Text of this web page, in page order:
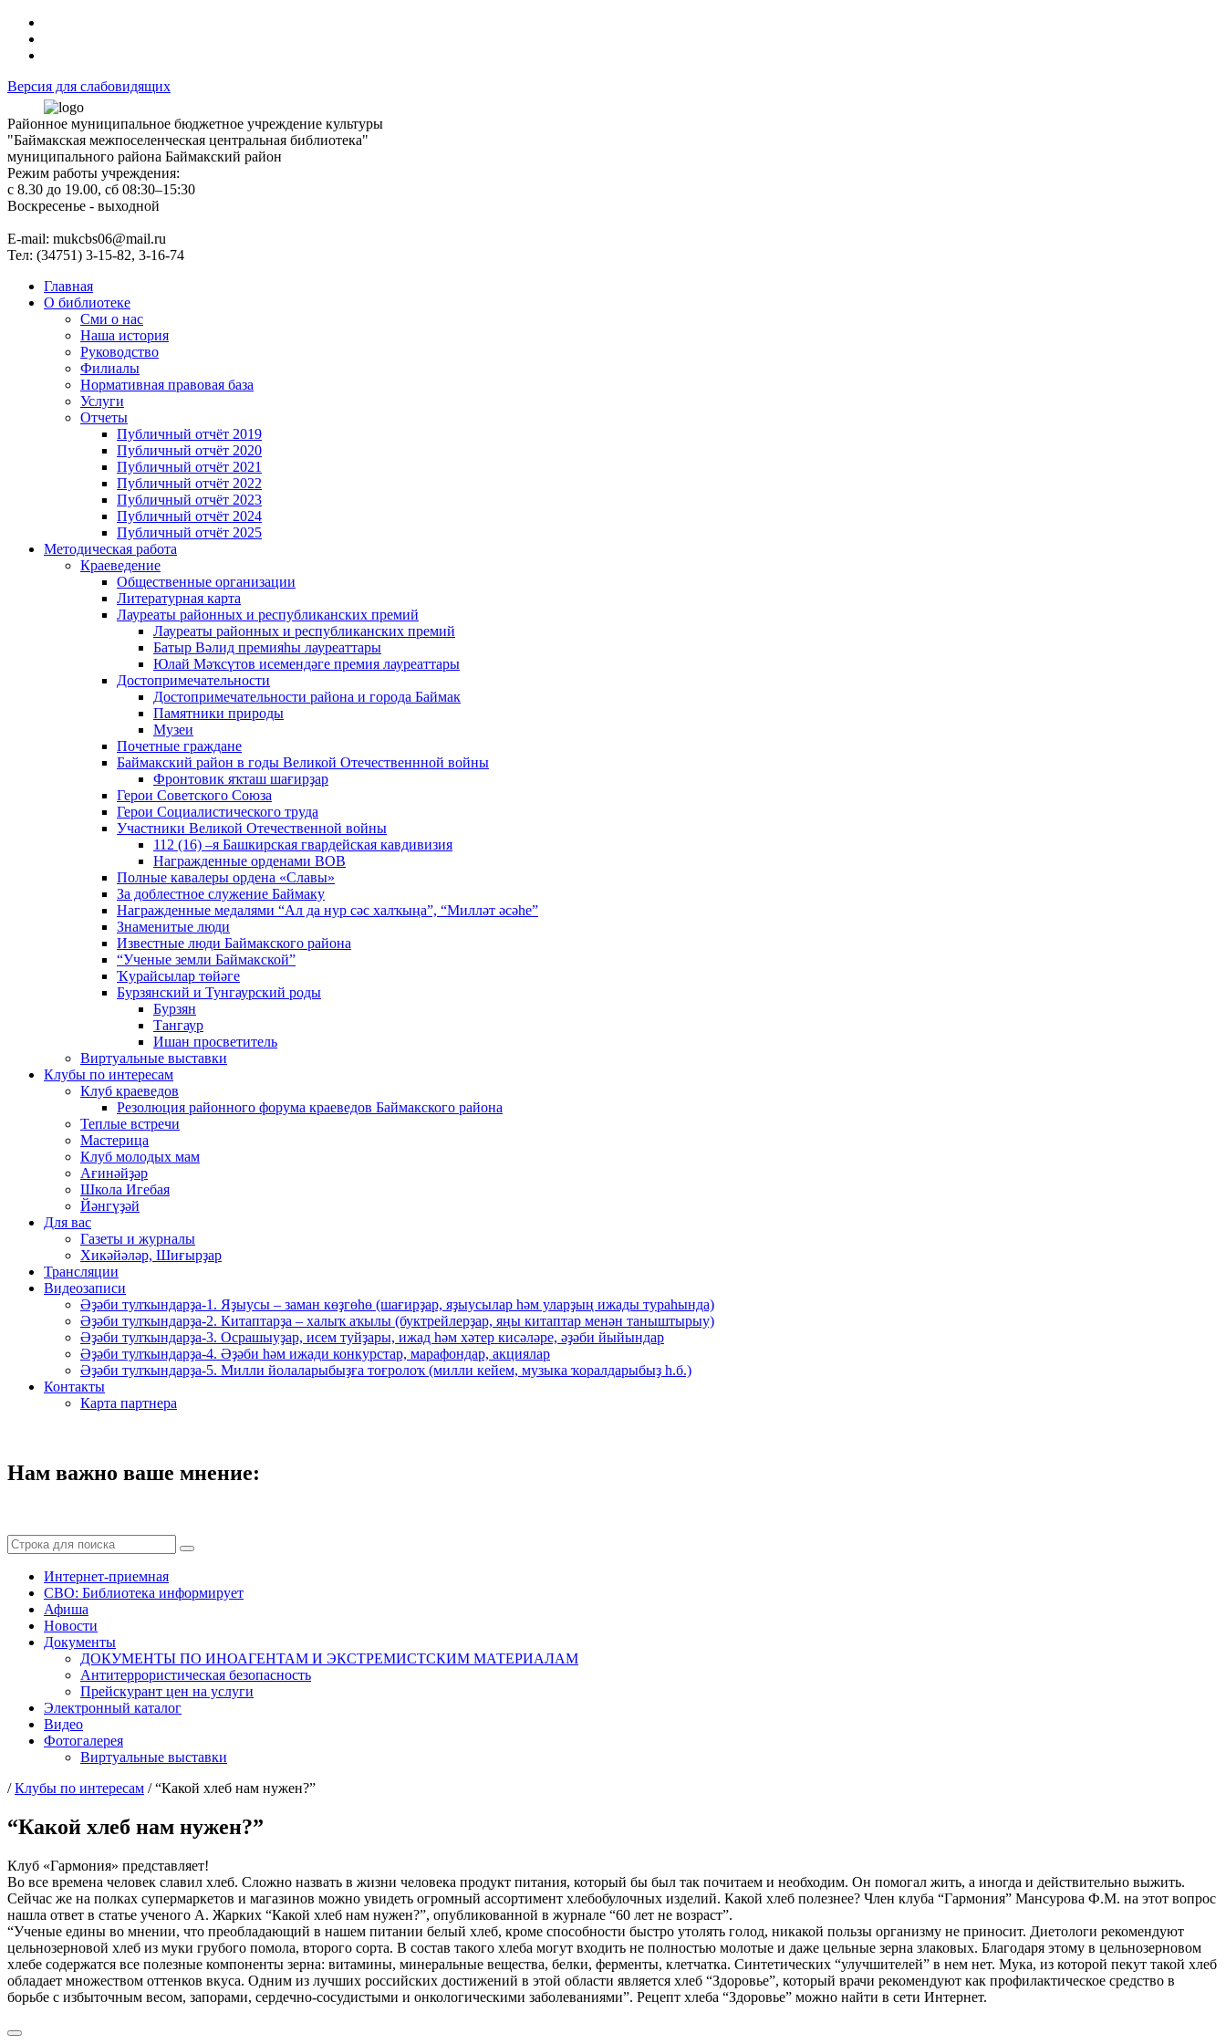
Версия для слабовидящих
Районное муниципальное бюджетное учреждение культуры
"Баймакская межпоселенческая центральная библиотека"
муниципального района Баймакский район
Режим работы учреждения:
с 8.30 до 19.00, сб 08:30–15:30
Воскресенье - выходной
Е-mail: mukcbs06@mail.ru
Тел: (34751) 3-15-82, 3-16-74
Главная
О библиотеке
Сми о нас
Наша история
Руководство
Филиалы
Нормативная правовая база
Услуги
Отчеты
Публичный отчёт 2019
Публичный отчёт 2020
Публичный отчёт 2021
Публичный отчёт 2022
Публичный отчёт 2023
Публичный отчёт 2024
Публичный отчёт 2025
Методическая работа
Краеведение
Общественные организации
Литературная карта
Лауреаты районных и республиканских премий
Лауреаты районных и республиканских премий
Батыр Вәлид премияһы лауреаттары
Юлай Мәҡсүтов исемендәге премия лауреаттары
Достопримечательности
Достопримечательности района и города Баймак
Памятники природы
Музеи
Почетные граждане
Баймакский район в годы Великой Отечественнной войны
Фронтовик яҡташ шағирҙар
Герои Советского Союза
Герои Социалистического труда
Участники Великой Отечественной войны
112 (16) –я Башкирская гвардейская кавдивизия
Награжденные орденами ВОВ
Полные кавалеры ордена «Славы»
За доблестное служение Баймаку
Награжденные медалями “Ал да нур сәс халҡыңа”, “Милләт әсәһе”
Знаменитые люди
Известные люди Баймакского района
“Ученые земли Баймакской”
Ҡурайсылар төйәге
Бурзянский и Тунгаурский роды
Бурзян
Тангаур
Ишан просветитель
Виртуальные выставки
Клубы по интересам
Клуб краеведов
Резолюция районного форума краеведов Баймакского района
Теплые встречи
Мастерица
Клуб молодых мам
Ағинәйҙәр
Школа Игебая
Йәнгүҙәй
Для вас
Газеты и журналы
Хикәйәләр, Шиғырҙар
Трансляции
Видеозаписи
Әҙәби тулҡындарҙа-1. Яҙыусы – заман көҙгөһө (шағирҙар, яҙыусылар һәм уларҙың ижады тураһында)
Әҙәби тулҡындарҙа-2. Китаптарҙа – халыҡ аҡылы (буктрейлерҙар, яңы китаптар менән таныштырыу)
Әҙәби тулҡындарҙа-3. Осрашыуҙар, исем туйҙары, ижад һәм хәтер кисәләре, әҙәби йыйындар
Әҙәби тулҡындарҙа-4. Әҙәби һәм ижади конкурстар, марафондар, акциялар
Әҙәби тулҡындарҙа-5. Милли йолаларыбыҙға тоғролоҡ (милли кейем, музыка ҡоралдарыбыҙ һ.б.)
Контакты
Карта партнера
Нам важно ваше мнение:
Интернет-приемная
СВО: Библиотека информирует
Афиша
Новости
Документы
ДОКУМЕНТЫ ПО ИНОАГЕНТАМ И ЭКСТРЕМИСТСКИМ МАТЕРИАЛАМ
Антитеррористическая безопасность
Прейскурант цен на услуги
Электронный каталог
Видео
Фотогалерея
Виртуальные выставки
/Клубы по интересам /“Какой хлеб нам нужен?”
“Какой хлеб нам нужен?”
Клуб «Гармония» представляет!
Во все времена человек славил хлеб. Сложно назвать в жизни человека продукт питания, который бы был так почитаем и необходим. Он помогал жить, а иногда и действительно выжить.
Сейчас же на полках супермаркетов и магазинов можно увидеть огромный ассортимент хлебобулочных изделий. Какой хлеб полезнее? Член клуба “Гармония” Мансурова Ф.М. на этот вопрос
нашла ответ в статье ученого А. Жарких “Какой хлеб нам нужен?”, опубликованной в журнале “60 лет не возраст”.
“Ученые едины во мнении, что преобладающий в нашем питании белый хлеб, кроме способности быстро утолять голод, никакой пользы организму не приносит. Диетологи рекомендуют
цельнозерновой хлеб из муки грубого помола, второго сорта. В состав такого хлеба могут входить не полностью молотые и даже цельные зерна злаковых. Благодаря этому в цельнозерновом
хлебе содержатся все полезные компоненты зерна: витамины, минеральные вещества, белки, ферменты, клетчатка. Синтетических “улучшителей” в нем нет. Мука, из которой пекут такой хлеб
обладает множеством оттенков вкуса. Одним из лучших российских достижений в этой области является хлеб “Здоровье”, который врачи рекомендуют как профилактическое средство в
борьбе с избыточным весом, запорами, сердечно-сосудистыми и онкологическими заболеваниями”. Рецепт хлеба “Здоровье” можно найти в сети Интернет.